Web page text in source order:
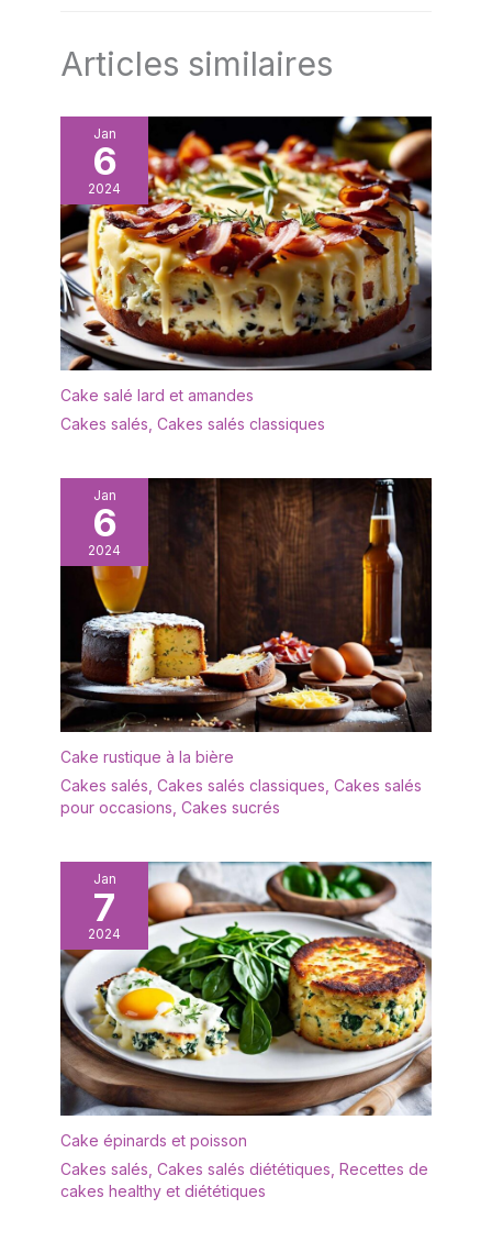
Articles similaires
Jan
6
2024
Cake salé lard et amandes
Cakes salés Cakes salés classiques
Jan
6
2024
Cake rustique à la bière
Cakes salés Cakes salés classiques Cakes salés
pour occasions Cakes sucrés
Jan
7
2024
Cake épinards et poisson
Cakes salés Cakes salés diététiques Recettes de
cakes healthy et diététiques